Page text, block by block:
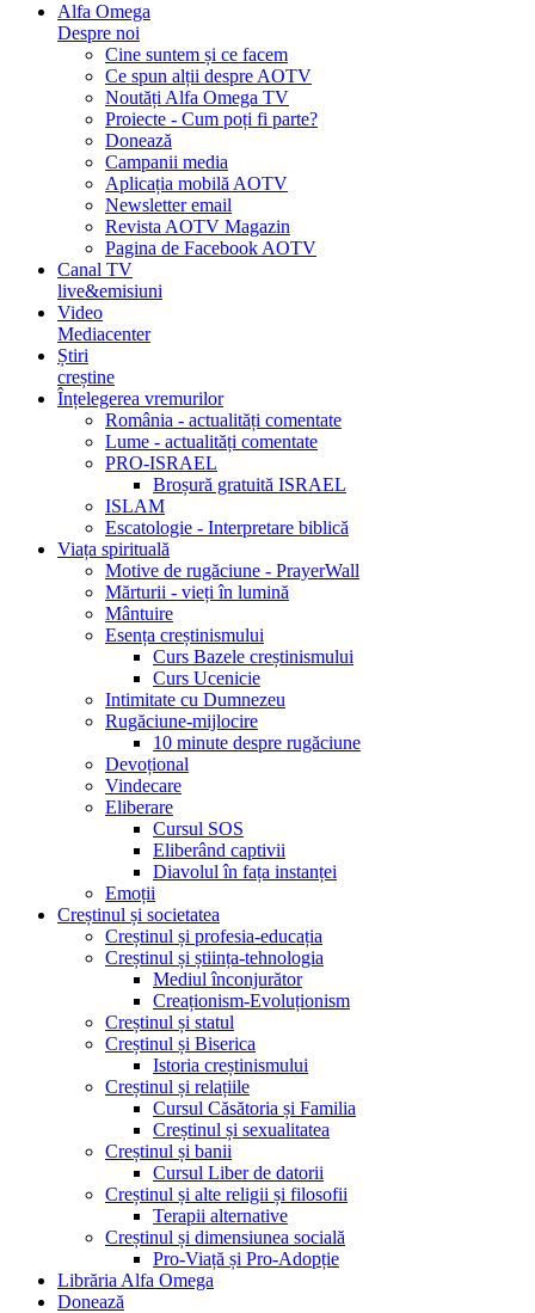
Alfa Omega
Despre noi
Cine suntem și ce facem
Ce spun alții despre AOTV
Noutăți Alfa Omega TV
Proiecte - Cum poți fi parte?
Donează
Campanii media
Aplicația mobilă AOTV
Newsletter email
Revista AOTV Magazin
Pagina de Facebook AOTV
Canal TV
live&emisiuni
Video
Mediacenter
Știri
creștine
Înțelegerea vremurilor
România - actualități comentate
Lume - actualități comentate
PRO-ISRAEL
Broșură gratuită ISRAEL
ISLAM
Escatologie - Interpretare biblică
Viața spirituală
Motive de rugăciune - PrayerWall
Mărturii - vieți în lumină
Mântuire
Esența creștinismului
Curs Bazele creștinismului
Curs Ucenicie
Intimitate cu Dumnezeu
Rugăciune-mijlocire
10 minute despre rugăciune
Devoțional
Vindecare
Eliberare
Cursul SOS
Eliberând captivii
Diavolul în fața instanței
Emoții
Creștinul și societatea
Creștinul și profesia-educația
Creștinul și știința-tehnologia
Mediul înconjurător
Creaționism-Evoluționism
Creștinul și statul
Creștinul și Biserica
Istoria creștinismului
Creștinul și relațiile
Cursul Căsătoria și Familia
Creștinul și sexualitatea
Creștinul și banii
Cursul Liber de datorii
Creștinul și alte religii și filosofii
Terapii alternative
Creștinul și dimensiunea socială
Pro-Viață și Pro-Adopție
Librăria Alfa Omega
Donează